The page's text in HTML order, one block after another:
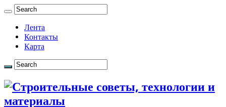
Лента
Контакты
Карта